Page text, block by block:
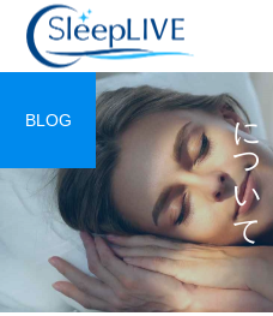
JCSP日本睡眠改善カ
ウンセリング
未分類
て
BLOG